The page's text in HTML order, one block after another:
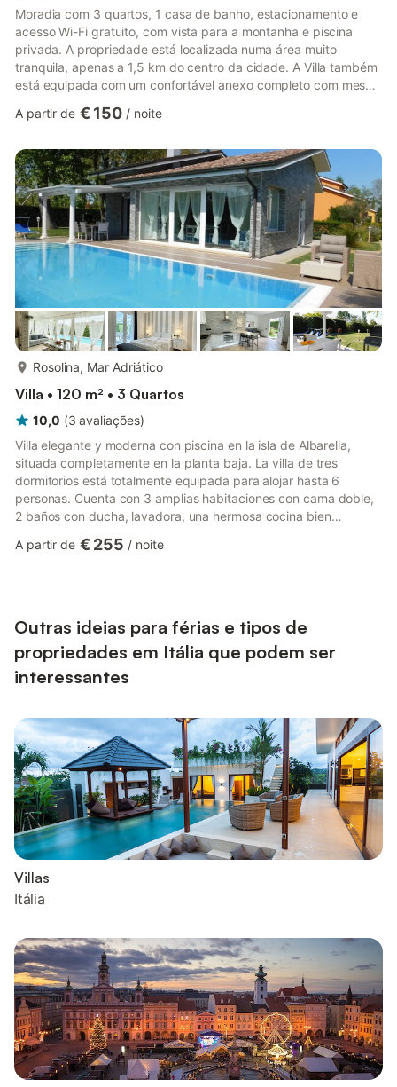
Moradia com 3 quartos, 1 casa de banho, estacionamento e
acesso Wi-Fi gratuito, com vista para a montanha e piscina
privada. A propriedade está localizada numa área muito
tranquila, apenas a 1,5 km do centro da cidade. A Villa também
está equipada com um confortável anexo completo com mesa,
fantástico churrasco para os seus grelhados e uma bela piscina
relvado e plantas mediterrânicas. A Villa Minoa é uma estrutura
muito confortável para famílias e grupos de até 9 ou 11
pessoa...
A partir de € 150 / noite
Rosolina, Mar Adriático
Villa • 120 m² • 3 Quartos
10,0 (3 avaliações)
Villa elegante y moderna con piscina en la isla de Albarella,
situada completamente en la planta baja. La villa de tres
dormitorios está totalmente equipada para alojar hasta 6
personas. Cuenta con 3 amplias habitaciones con cama doble,
2 baños con ducha, lavadora, una hermosa cocina bien
ventanales para garantizar una magnífica vista de la piscina. En
incluidas. *Ent...
A partir de € 255 / noite
Outras ideias para férias e tipos de
propriedades em Itália que podem ser
interessantes
Villas
Itália